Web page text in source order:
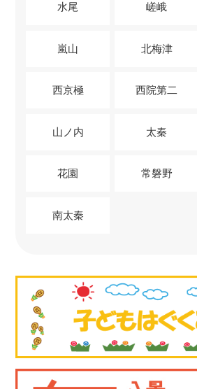
水尾 嵯峨
嵐山 北梅津
西京極 西院第二
山ノ内 太秦
花園 常磐野
南太秦